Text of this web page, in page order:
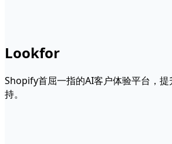
Lookfor
Shopify首屈一指的AI客户体验平台，提
持。